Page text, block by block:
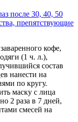
после 30, 40, 50
препятствующие
кофе,
(1 ч. л.),
состав
нанести на
по кругу.
маску с лица
2 раза в 7 дней,
смесей на